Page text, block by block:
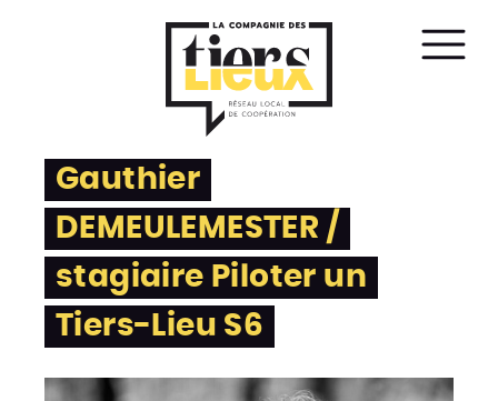
le
Gauthier
DEMEULEMESTER /
stagiaire Piloter un
Tiers-Lieu S6